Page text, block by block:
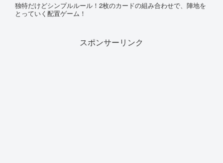
独特だけどシンプルルール！2枚のカードの組み合わせで、陣地を
とっていく配置ゲーム！
スポンサーリンク